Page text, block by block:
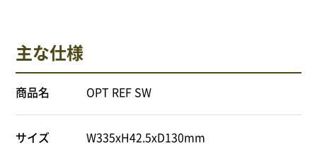
主な仕様
商品名 OPT REF SW
サイズ W335xH42.5xD130mm